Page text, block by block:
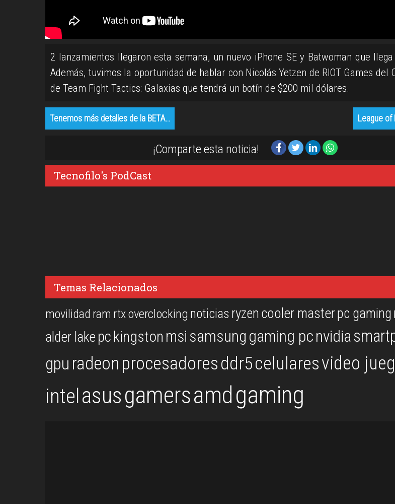
2 lanzamientos llegaron esta semana, un nuevo iPhone SE y Batwoman que
Además, tuvimos la oportunidad de hablar con Nicolás Yetzen de RIOT Games del
de Team Fight Tactics: Galaxias que tendrá un botín de $200 mil dólares.
Tenemos más detalles de la BETA… League of
¡Comparte esta noticia!
Tecnofilo's PodCast
Temas Relacionados
movilidad ram rtxoverclocking noticias ryzencooler masterpc gaming
alder lakepc kingston msi samsung gaming pcnvidia
gpu radeon procesadoresddr5celularesvideo
intel asusgamersamd gaming